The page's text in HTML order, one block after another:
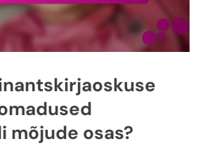
mõjude osas?